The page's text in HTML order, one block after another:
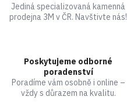
Jediná specializovaná kamenná
prodejna 3M v ČR. Navštivte nás!
Poskytujeme odborné
poradenství
Poradíme vám osobně i online –
vždy s důrazem na kvalitu.